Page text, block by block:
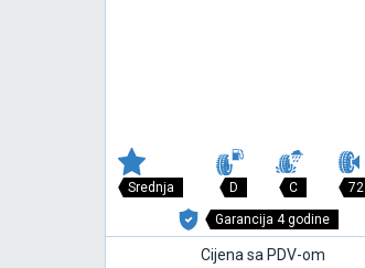
Srednja D C 72
Garancija 4 godine
Cijena sa PDV-om